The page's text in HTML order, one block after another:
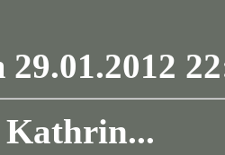
Kathrin...